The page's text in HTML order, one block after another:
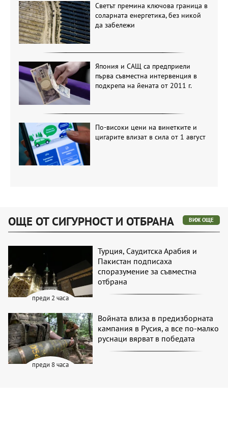
Светът премина ключова граница в
соларната енергетика, без никой
да забележи
Япония и САЩ са предприели
първа съвместна интервенция в
подкрепа на йената от 2011 г.
По-високи цени на винетките и
цигарите влизат в сила от 1 август
ОЩЕ ОТ СИГУРНОСТ И ОТБРАНА ВИЖ ОЩЕ
преди 2 часа
Турция, Саудитска Арабия и
Пакистан подписаха
споразумение за съвместна
отбрана
преди 8 часа
Войната влиза в предизборната
кампания в Русия, а все по-малко
руснаци вярват в победата